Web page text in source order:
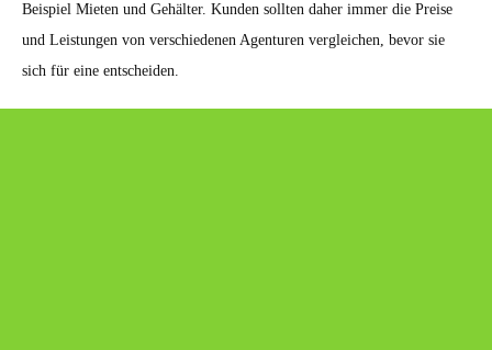
Beispiel Mieten und Gehälter. Kunden sollten daher immer die Preise
und Leistungen von verschiedenen Agenturen vergleichen, bevor sie
sich für eine entscheiden.